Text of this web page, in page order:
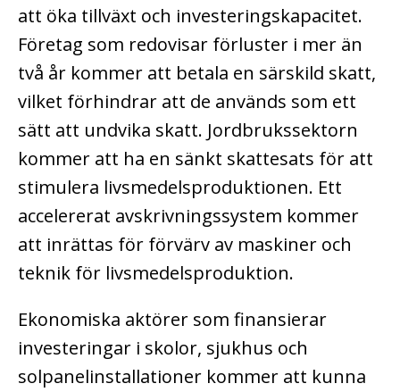
att öka tillväxt och investeringskapacitet.
Företag som redovisar förluster i mer än
två år kommer att betala en särskild skatt,
vilket förhindrar att de används som ett
sätt att undvika skatt. Jordbrukssektorn
kommer att ha en sänkt skattesats för att
stimulera livsmedelsproduktionen. Ett
accelererat avskrivningssystem kommer
att inrättas för förvärv av maskiner och
teknik för livsmedelsproduktion.
Ekonomiska aktörer som finansierar
investeringar i skolor, sjukhus och
solpanelinstallationer kommer att kunna